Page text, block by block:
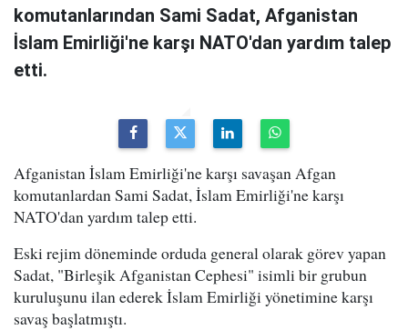
komutanlarından Sami Sadat, Afganistan
İslam Emirliği'ne karşı NATO'dan yardım talep
etti.
Afganistan İslam Emirliği'ne karşı savaşan Afgan
komutanlardan Sami Sadat, İslam Emirliği'ne karşı
NATO'dan yardım talep etti.
Eski rejim döneminde orduda general olarak görev yapan
Sadat, "Birleşik Afganistan Cephesi" isimli bir grubun
kuruluşunu ilan ederek İslam Emirliği yönetimine karşı
savaş başlatmıştı.